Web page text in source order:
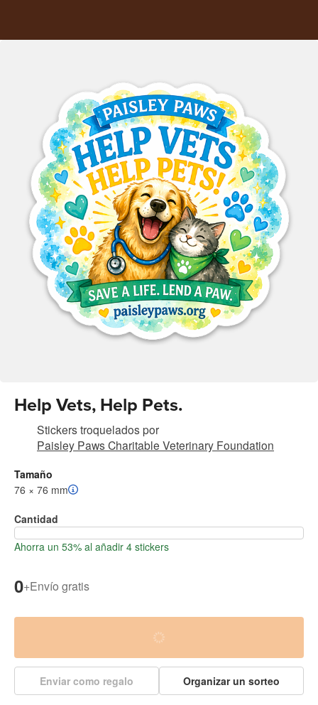
Help Vets, Help Pets.
Stickers troqueladospor
Paisley Paws Charitable Veterinary Foundation
Tamaño
76 × 76 mm
Cantidad
Ahorra un 53% al añadir 4 stickers
0+Envío gratis
Enviar como regalo Organizar un sorteo